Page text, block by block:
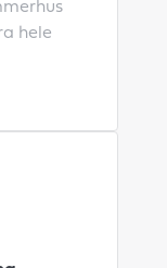
hele